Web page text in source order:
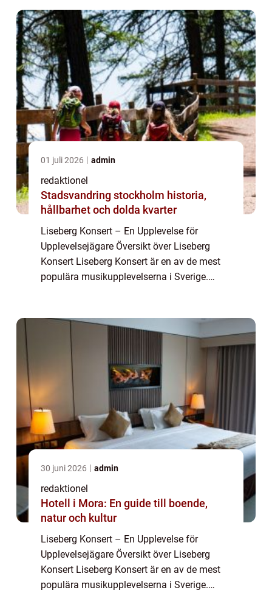
Göteborg...
01 juli 2026 admin
redaktionel
Stadsvandring stockholm historia,
hållbarhet och dolda kvarter
Liseberg Konsert – En Upplevelse för
Upplevelsejägare Översikt över Liseberg
Konsert Liseberg Konsert är en av de mest
populära musikupplevelserna i Sverige.
Göteborg...
30 juni 2026 admin
redaktionel
Hotell i Mora: En guide till boende,
natur och kultur
Liseberg Konsert – En Upplevelse för
Upplevelsejägare Översikt över Liseberg
Konsert Liseberg Konsert är en av de mest
populära musikupplevelserna i Sverige.